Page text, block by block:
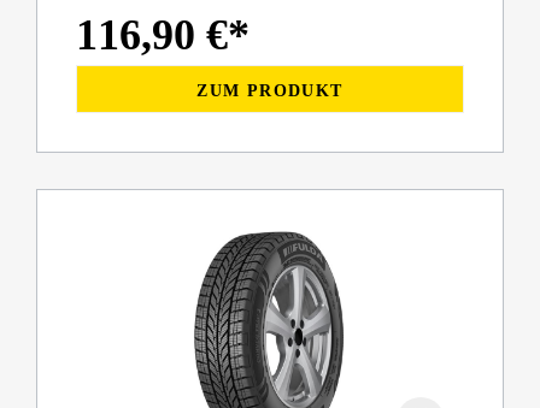
116,90 €*
ZUM PRODUKT